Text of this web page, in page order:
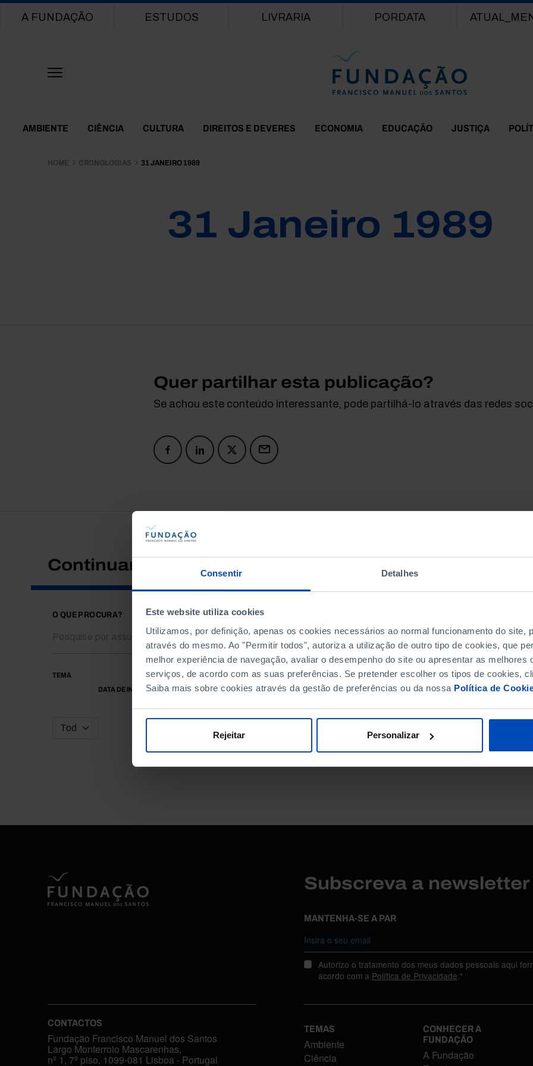
Consentir Detalhes
Este website utiliza cookies
Utilizamos, por definição, apenas os cookies necessários ao normal funcionamento do site,
através do mesmo. Ao "Permitir todos", autoriza a utilização de outro tipo de cookies, que
melhor experiência de navegação, avaliar o desempenho do site ou apresentar as melhores
serviços, de acordo com as suas preferências. Se pretender escolher os tipos de cookies,
Saiba mais sobre cookies através da gestão de preferências ou da nossa Política de
Rejeitar Personalizar
Main navigation
A FUNDAÇÃO ESTUDOS LIVRARIA PORDATA
Themes Menu
AMBIENTE CIÊNCIA CULTURA DIREITOS E DEVERES ECONOMIA EDUCAÇÃO JUSTIÇA
HOME CRONOLOGIAS 31 JANEIRO 1989
31 Janeiro 1989
Quer partilhar esta publicação?
Se achou este conteúdo interessante, pode partilhá-lo através das redes
Continuar a pesquisar
O QUE PROCURA?
TEMA
DATA DE INÍCIO
DATA DE FIM
Subscreva a
MANTENHA-SE A PAR
Autorizo o tratamento dos meus dados pessoais aqui
acordo com a Política de Privacidade.*
CONTACTOS
Fundação Francisco Manuel dos Santos
Largo Monterroio Mascarenhas,
nº 1, 7º piso, 1099-081 Lisboa - Portugal
TEMAS
Ambiente
Ciência
CONHECER A
FUNDAÇÃO
A Fundação